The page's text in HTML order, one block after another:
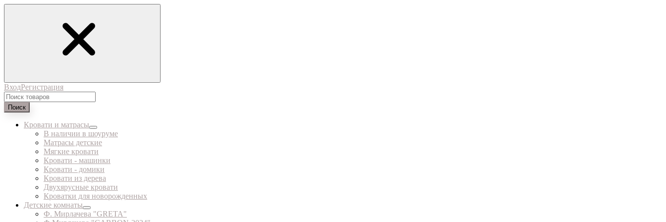
ВходРегистрация
Поиск
Кровати и матрасы
В наличии в шоуруме
Матрасы детские
Мягкие кровати
Кровати - машинки
Кровати - домики
Кровати из дерева
Двухярусные кровати
Кроватки для новорожденных
Детские комнаты
Ф. Мирлачева "GRETA"